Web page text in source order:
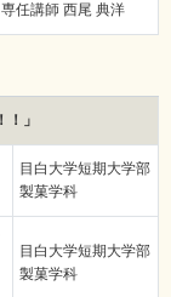
専任講師 西尾 典洋
」
目白大学短期大学部
製菓学科
目白大学短期大学部
製菓学科